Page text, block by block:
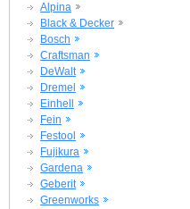
Alpina
Black & Decker
Bosch
Craftsman
DeWalt
Dremel
Einhell
Fein
Festool
Fujikura
Gardena
Geberit
Greenworks